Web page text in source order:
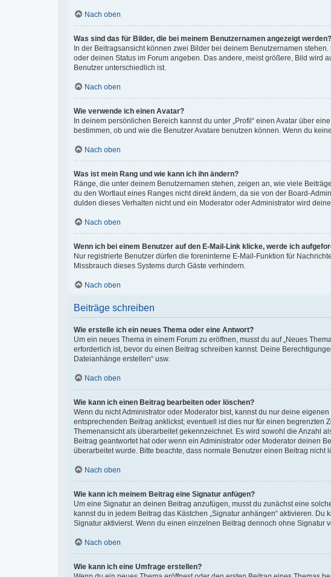
Nach oben
Was sind das für Bilder, die bei meinem Benutzernamen angezeigt werden?
In der Beitragsansicht können zwei Bilder bei deinem Benutzernamen
oder deinen Status im Forum angeben. Das andere, meist größere, Bild wird
Benutzer unterschiedlich ist.
Nach oben
Wie verwende ich einen Avatar?
In deinem persönlichen Bereich kannst du unter „Profil“ einen Avatar über
bestimmen, ob und wie die Benutzer Avatare benutzen können. Wenn du
Nach oben
Was ist mein Rang und wie kann ich ihn ändern?
Ränge, die unter deinem Benutzernamen stehen, zeigen an, wie viele
du den Wortlaut eines Ranges nicht direkt ändern, da sie von der Board-
dulden dieses Verhalten nicht und ein Moderator oder Administrator wird
Nach oben
Wenn ich bei einem Benutzer auf den E-Mail-Link klicke, werde ich
Nur registrierte Benutzer dürfen die foreninterne E-Mail-Funktion für
Missbrauch dieses Systems durch Gäste verhindern.
Nach oben
Beiträge schreiben
Wie erstelle ich ein neues Thema oder eine Antwort?
Um ein neues Thema in einem Forum zu eröffnen, musst du auf „Neues
erforderlich ist, bevor du einen Beitrag schreiben kannst. Deine
Dateianhänge erstellen“ usw.
Nach oben
Wie kann ich einen Beitrag bearbeiten oder löschen?
Wenn du nicht Administrator oder Moderator bist, kannst du nur deine
entsprechenden Beitrag anklickst; eventuell ist dies nur für einen
Themenansicht als überarbeitet gekennzeichnet. Es wird sowohl die Anzahl
Beitrag geantwortet hat oder wenn ein Administrator oder Moderator deinen
überarbeitet wurde. Bitte beachte, dass normale Benutzer einen Beitrag
Nach oben
Wie kann ich meinem Beitrag eine Signatur anfügen?
Um eine Signatur an deinen Beitrag anzufügen, musst du zunächst eine
kannst du in jedem Beitrag das Kästchen „Signatur anhängen“ aktivieren.
Signatur aktivierst. Wenn du einen einzelnen Beitrag dennoch ohne Signatur
Nach oben
Wie kann ich eine Umfrage erstellen?